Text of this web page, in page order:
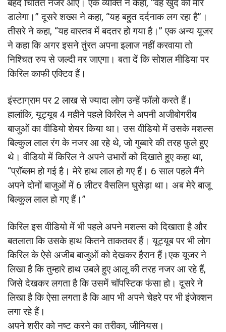
बेहद चिंतित नजर आए। एक व्यक्ति ने कहा, “वह खुद को मार
डालेगा।” दूसरे शख्स ने कहा, “यह बहुत दर्दनाक लग रहा है”।
तीसरे ने कहा, “यह वास्तव में बदतर हो गया है।” एक अन्य यूजर
ने कहा कि अगर इसने तुंरत अपना इलाज नहीं करवाया तो
निश्चित रुप से जल्दी मर जाएगा। बता दें कि सोशल मीडिया पर
किरिल काफी एक्टिव हैं।
इंस्टाग्राम पर 2 लाख से ज्यादा लोग उन्हें फॉलो करते हैं।
हालांकि, यूट्यूब 4 महीने पहले किरिल ने अपनी अजीबोगरीब
बाजुओं का वीडियो शेयर किया था। उस वीडियो में उसके मशल्स
बिल्कुल लाल रंग के नजर आ रहे थे, जो गुब्बारे की तरह फुले हुए
थे। वीडियो में किरिल ने अपने उभारों को दिखाते हुए कहा था,
“प्रॉब्लम हो गई है। मेरे हाथ लाल हो गए हैं। 6 साल पहले मैंने
अपने दोनों बाजुओं में 6 लीटर वैसलिन घुसेड़ा था। अब मेरे बाजू
बिल्कुल लाल हो गए हैं।”
किरिल इस वीडियो में भी पहले अपने मशल्स को दिखाता है और
बतलाता कि उसके हाथ कितने ताकतवर हैं। यूट्यूब पर भी लोग
किरिल के ऐसे अजीब बाजुओं को देखकर हैरान हैं।एक यूजर ने
लिखा है कि तुम्हारे हाथ उबले हुए आलू की तरह नजर आ रहे हैं,
जिसे देखकर लगता है कि उसमें चॉपस्टिक फंसा हो। दूसरे ने
लिखा है कि ऐसा लगता है कि आप भी अपने चेहरे पर भी इंजेक्शन
लगा रहे हैं।
अपने शरीर को नष्ट करने का तरीका, जीनियस।